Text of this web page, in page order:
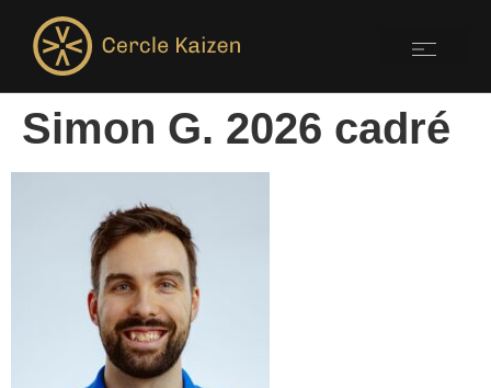
Simon G. 2026 cadré